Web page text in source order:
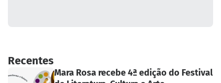
Recentes
Mara Rosa recebe 4ª edição do Festival